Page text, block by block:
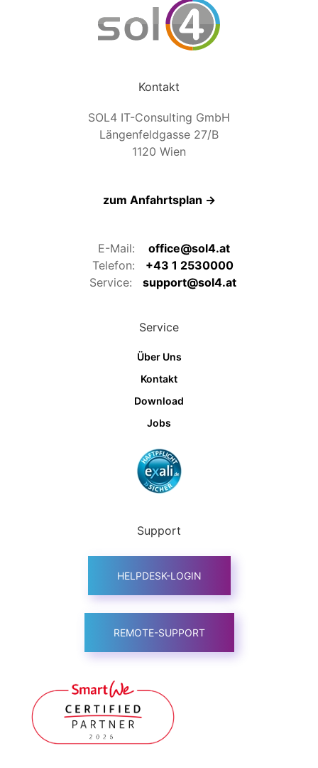
Kontakt
SOL4 IT-Consulting GmbH
Längenfeldgasse 27/B
1120 Wien
zum Anfahrtsplan →
E-Mail:
office@sol4.at
Telefon:
+43 1 2530000
Service:
support@sol4.at
Service
Über Uns
Kontakt
Download
Jobs
Support
HELPDESK-LOGIN
REMOTE-SUPPORT